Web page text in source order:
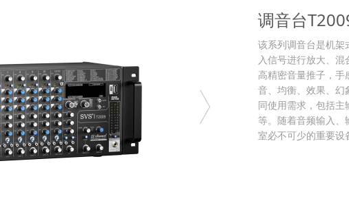
调音台
该系列调音台是机架
入信号进行放大、
高精密音量推子，
音、均衡、效果、幻
同使用需求，包括
等。随着音频输入
室必不可少的重要设